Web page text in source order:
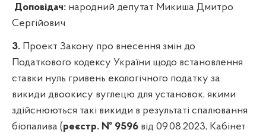
Доповідач: народний депутат Микиша Дмитро
Сергійович
3. Проект Закону про внесення змін до
Податкового кодексу України щодо встановлення
ставки нуль гривень екологічного податку за
викиди двоокису вуглецю для установок, якими
здійснюються такі викиди в результаті спалювання
біопалива (реєстр. № 9596 від 09.08.2023, Кабінет